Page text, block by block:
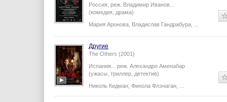
Россия, реж. Владимир Иванов
(комедия, драма)
Мария Аронова Владислав Гандрабура
Другие
The Others (2001)
Испания... реж. Алехандро Аменабар
(ужасы, триллер, детектив)
Николь Кидман Финола Флэнаган